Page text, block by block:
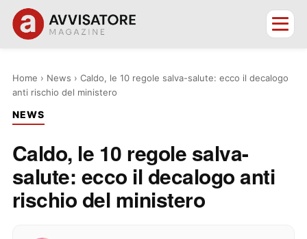
Home › News › Caldo, le 10 regole salva-salute: ecco il decalogo
anti rischio del ministero
NEWS
Caldo, le 10 regole salva-
salute: ecco il decalogo anti
rischio del ministero